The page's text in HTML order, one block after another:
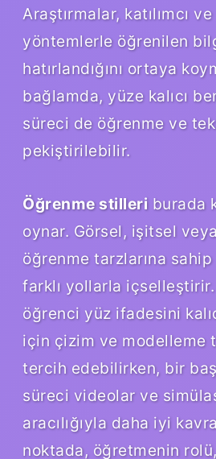
Araştırmalar, katılımcı
yöntemlerle öğrenilen
hatırlandığını ortaya
bağlamda, yüze kalıcı
süreci de öğrenme ve
pekiştirilebilir.
Öğrenme stilleriburada
oynar. Görsel, işitsel
öğrenme tarzlarına
farklı yollarla
öğrenci yüz ifadesini
için çizim ve modelleme
tercih edebilirken, bir
süreci videolar ve
aracılığıyla daha iyi
noktada, öğretmenin